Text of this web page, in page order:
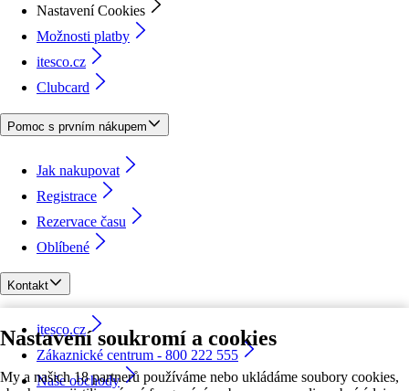
Nastavení soukromí a cookies
My a našich 18 partnerů používáme nebo ukládáme soubory cookies,
Nastavení Cookies
Možnosti platby
itesco.cz
Clubcard
Pomoc s prvním nákupem
Jak nakupovat
Registrace
Rezervace času
Oblíbené
Kontakt
itesco.cz
Zákaznické centrum - 800 222 555
Naše obchody